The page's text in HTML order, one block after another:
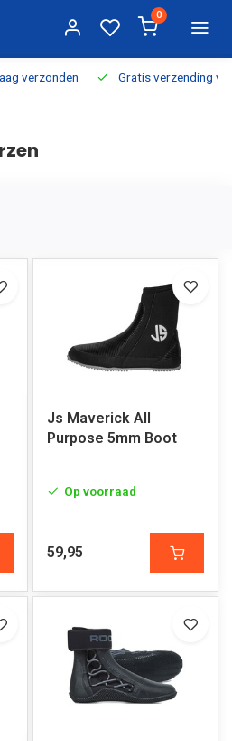
0
verzonden Gratis verzending
Js Maverick All
Purpose 5mm Boot
Op voorraad
59,95